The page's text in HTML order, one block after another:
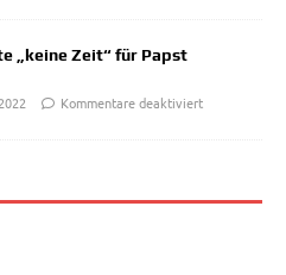
„keine Zeit“ für Papst
Kommentare deaktiviert